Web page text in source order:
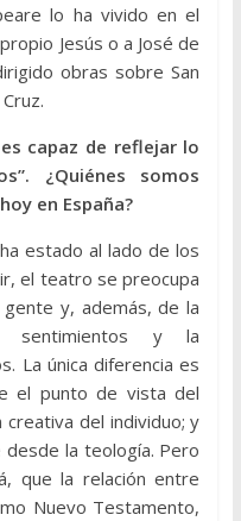
lo ha vivido en el
Jesús o a José de
obras sobre San
capaz de reflejar lo
¿Quiénes somos
en España?
estado al lado de los
el teatro se preocupa
y, además, de la
sentimientos y la
La única diferencia es
el punto de vista del
del individuo; y
la teología. Pero
que la relación entre
Nuevo Testamento,